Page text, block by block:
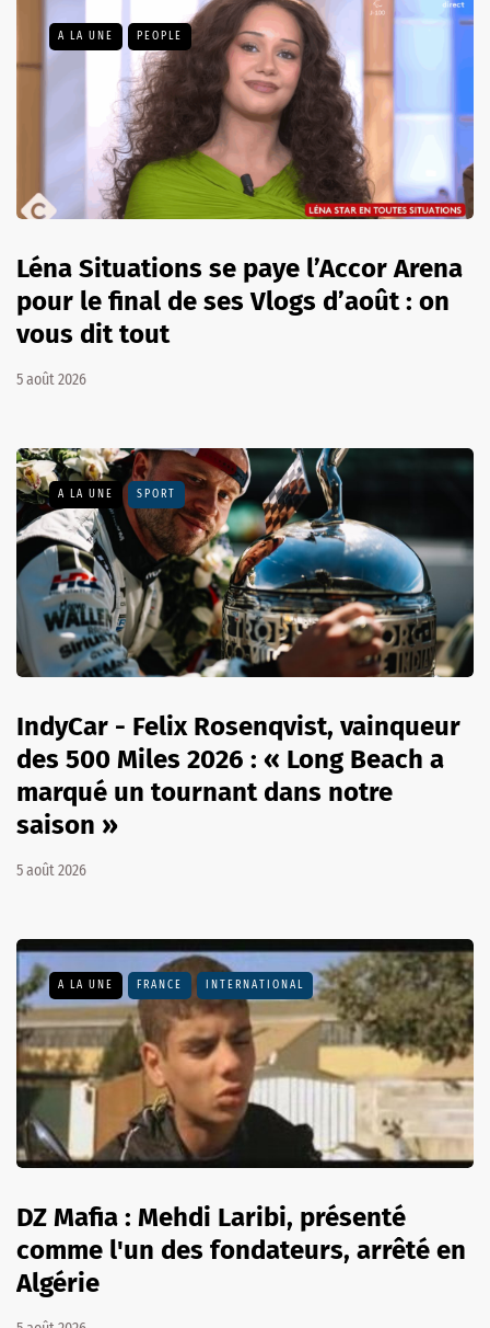
A LA UNE PEOPLE
Léna Situations se paye l’Accor Arena
pour le final de ses Vlogs d’août : on
vous dit tout
5 août 2026
A LA UNE SPORT
IndyCar - Felix Rosenqvist, vainqueur
des 500 Miles 2026 : « Long Beach a
marqué un tournant dans notre
saison »
5 août 2026
A LA UNE FRANCE INTERNATIONAL
DZ Mafia : Mehdi Laribi, présenté
comme l'un des fondateurs, arrêté en
Algérie